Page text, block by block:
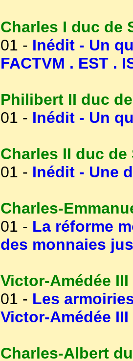
Charles I duc de
01 - Inédit - Un
FACTVM . EST .
Philibert II duc
01 - Inédit - Un
Charles II duc de
01 - Inédit - Une
Charles-
01 - La réforme
des monnaies
Victor-Amédée
01 - Les
Victor-Amédée III
Charles-Albert